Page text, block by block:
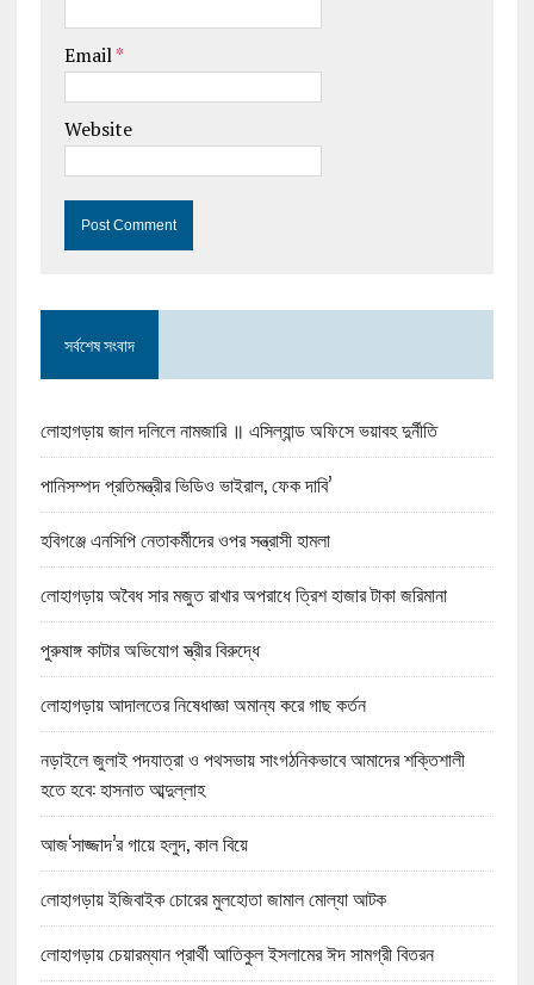
Email*
Website
সর্বশেষ সংবাদ
লোহাগড়ায় জাল দলিলে নামজারি ॥ এসিল্যান্ড অফিসে ভয়াবহ দুর্নীতি
পানিসম্পদ প্রতিমন্ত্রীর ভিডিও ভাইরাল, ফেক দাবি’
হবিগঞ্জে এনসিপি নেতাকর্মীদের ওপর সন্ত্রাসী হামলা
লোহাগড়ায় অবৈধ সার মজুত রাখার অপরাধে ত্রিশ হাজার টাকা জরিমানা
পুরুষাঙ্গ কাটার অভিযোগ স্ত্রীর বিরুদ্ধে
লোহাগড়ায় আদালতের নিষেধাজ্ঞা অমান্য করে গাছ কর্তন
নড়াইলে জুলাই পদযাত্রা ও পথসভায় সাংগঠনিকভাবে আমাদের শক্তিশালী
হতে হবে: হাসনাত আব্দুল্লাহ
আজ‘সাজ্জাদ’র গায়ে হলুদ, কাল বিয়ে
লোহাগড়ায় ইজিবাইক চোরের মুলহোতা জামাল মোল্যা আটক
লোহাগড়ায় চেয়ারম্যান প্রার্থী আতিকুল ইসলামের ঈদ সামগ্রী বিতরন